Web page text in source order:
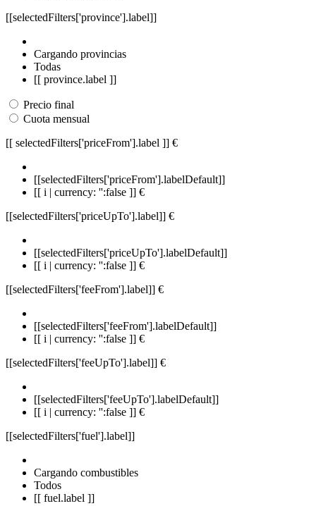
[[selectedFilters['province'].label]]
Cargando provincias
Todas
[[ province.label ]]
Precio final
Cuota mensual
[[ selectedFilters['priceFrom'].label ]] €
[[selectedFilters['priceFrom'].labelDefault]]
[[ i | currency: '':false ]] €
[[selectedFilters['priceUpTo'].label]] €
[[selectedFilters['priceUpTo'].labelDefault]]
[[ i | currency: '':false ]] €
[[selectedFilters['feeFrom'].label]] €
[[selectedFilters['feeFrom'].labelDefault]]
[[ i | currency: '':false ]] €
[[selectedFilters['feeUpTo'].label]] €
[[selectedFilters['feeUpTo'].labelDefault]]
[[ i | currency: '':false ]] €
[[selectedFilters['fuel'].label]]
Cargando combustibles
Todos
[[ fuel.label ]]